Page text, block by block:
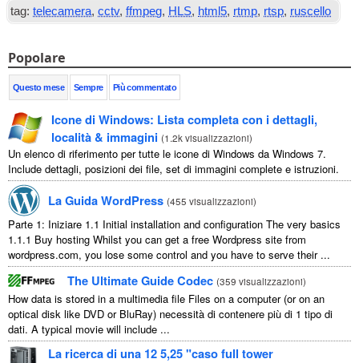
tag: telecamera,cctv,ffmpeg, HLS, html5, rtmp, rtsp, ruscello
Popolare
Questo mese Sempre Più commentato
Icone di Windows: Lista completa con i dettagli,
località & immagini (1.2k visualizzazioni)
Un elenco di riferimento per tutte le icone di Windows da Windows 7.
Include dettagli, posizioni dei file, set di immagini complete e istruzioni.
La Guida WordPress (455 visualizzazioni)
Parte 1: Iniziare 1.1 Initial installation and configuration The very basics
1.1.1 Buy hosting Whilst you can get a free Wordpress site from
wordpress.com, you lose some control and you have to serve their...
The Ultimate Guide Codec (359 visualizzazioni)
How data is stored in a multimedia file Files on a computer(or on an
optical disk like DVD or BluRay) necessità di contenere più di 1 tipo di
dati. A typical movie will include ...
La ricerca di una 12 5,25 "caso full tower